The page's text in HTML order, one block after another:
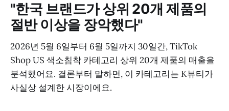
"한국 브랜드가 상위 20개 제품의
절반 이상을 장악했다"
2026년 5월 6일부터 6월 5일까지 30일간, TikTok
Shop US 색소침착 카테고리 상위 20개 제품의 매출을
분석했어요. 결론부터 말하면, 이 카테고리는 K뷰티가
사실상 설계한 시장이에요.